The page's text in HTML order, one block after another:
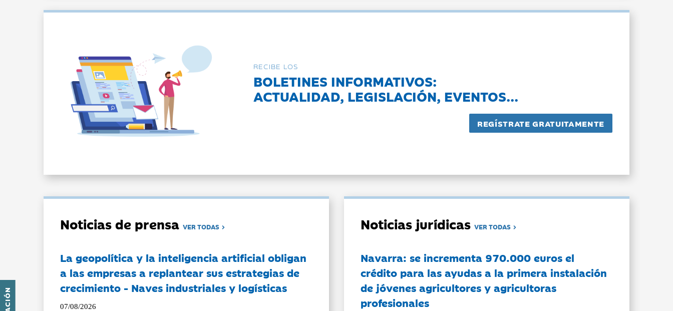
RECIBE LOS
BOLETINES INFORMATIVOS:
ACTUALIDAD, LEGISLACIÓN, EVENTOS...
Noticias de prensaVER TODAS
La geopolítica y la inteligencia artificial obligan
a las empresas a replantear sus estrategias de
crecimiento - Naves industriales y logísticas
07/08/2026
Noticias jurídicasVER TODAS
Navarra: se incrementa 970.000 euros el
crédito para las ayudas a la primera instalación
de jóvenes agricultores y agricultoras
profesionales